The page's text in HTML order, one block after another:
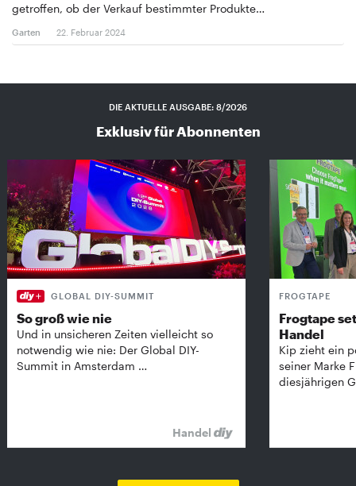
getroffen, ob der Verkauf bestimmter Produkte…
Garten 22. Februar 2024
DIE AKTUELLE AUSGABE: 8/2026
Exklusiv für Abonnenten
GLOBAL DIY-SUMMIT
So groß wie nie
Und in unsicheren Zeiten vielleicht so
notwendig wie nie: Der Global DIY-
Summit in Amsterdam …
Handel
FROGTAPE
Frogtape
Handel
Kip zieht ein
seiner Marke
diesjährigen